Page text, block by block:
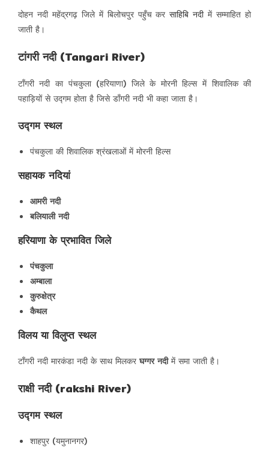
दोहन नदी महेंद्रगढ़ जिले में बिलोचपुर पहुँच करसाहिबि नदीमें सम्माहित हो
जाती है।
टांगरी नदी (Tangari River)
टाँगरी नदी का पंचकुला (हरियाणा) जिले के मोरनी हिल्स में शिवालिक की
पहाड़ियों से उद्गम होता है जिसे डाँगरी नदी भी कहा जाता है।
उद्गम स्थल
पंचकुला की शिवालिक श्रंखलाओं में मोरनी हिल्स
सहायक नदियां
आमरी नदी
बलियाली नदी
हरियाणा के प्रभावित जिले
पंचकुला
अम्बाला
कुरुक्षेत्र
कैथल
विलय या विलुप्त स्थल
टाँगरी नदी मारकंडा नदी के साथ मिलकरघग्गर नदीमें समा जाती है।
राक्षी नदी (rakshi River)
उद्गम स्थल
शाहपुर (यमुनानगर)